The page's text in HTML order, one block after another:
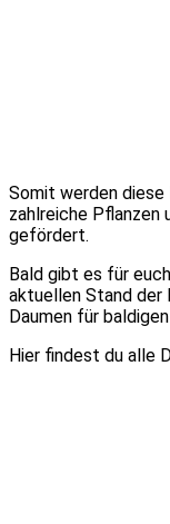
Somit werden diese
zahlreiche Pflanzen
gefördert.
Bald gibt es für
aktuellen Stand der
Daumen für
Hier findest du alle